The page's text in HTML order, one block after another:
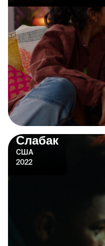
Слабак
США
2022